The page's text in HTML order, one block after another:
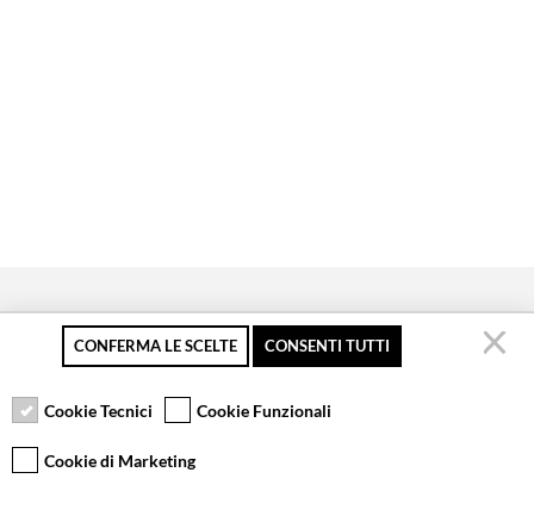
Secure payment
Free returns up to 30
Customer service
CONFERMA LE SCELTE CONSENTI TUTTI
Cookie Tecnici Cookie Funzionali
Cookie di Marketing